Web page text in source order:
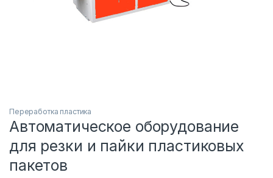
Переработка пластика
Автоматическое оборудование
для резки и пайки пластиковых
пакетов